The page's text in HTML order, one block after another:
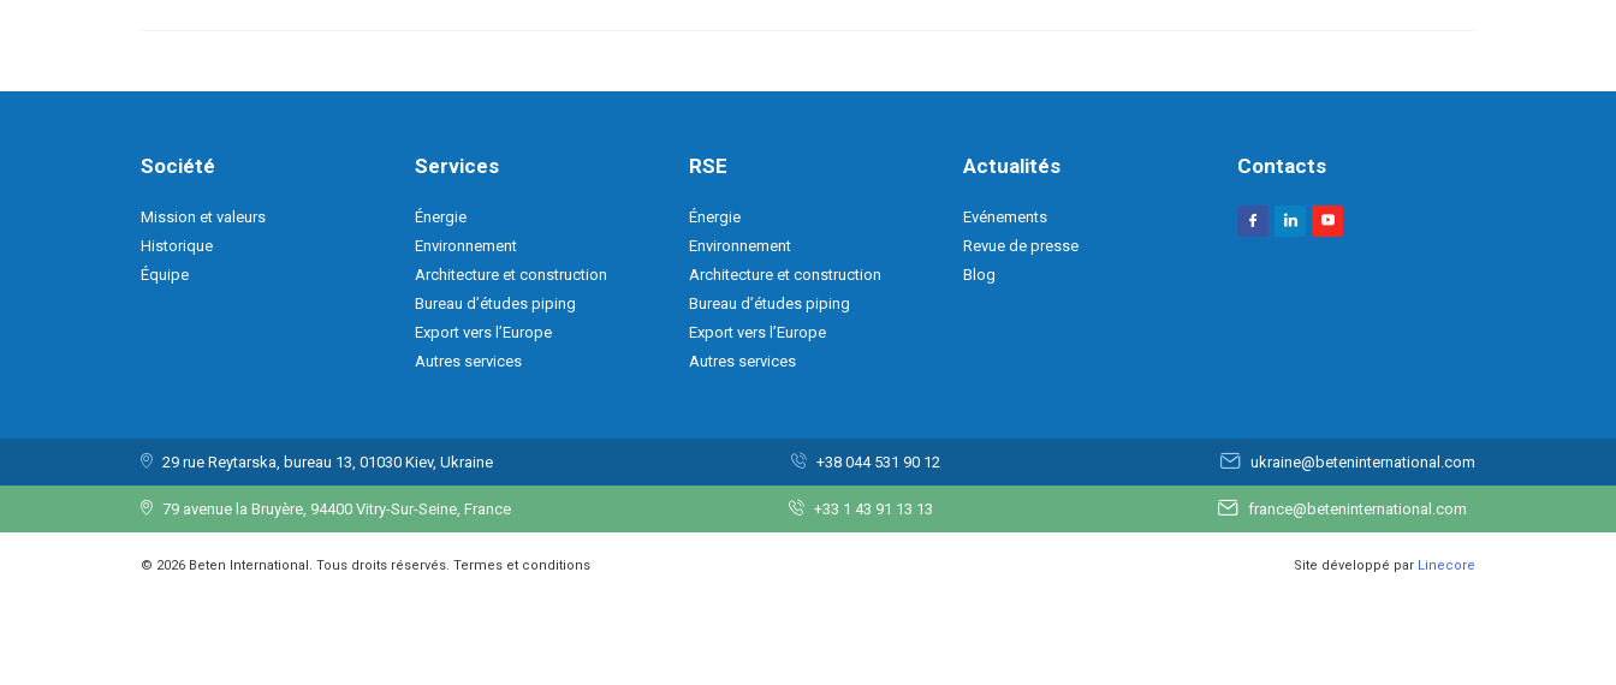
Société
Mission et valeurs
Historique
Équipe
Services
Énergie
Environnement
Architecture et construction
Bureau d’études piping
Export vers l’Europe
Autres services
RSE
Énergie
Environnement
Architecture et construction
Bureau d’études piping
Export vers l’Europe
Autres services
Actualités
Evénements
Revue de presse
Blog
Contacts
29 rue Reytarska, bureau 13, 01030 Kiev, Ukraine +38 044 531 90 12 ukraine@beteninternational.com
79 avenue la Bruyère, 94400 Vitry-Sur-Seine, France +33 1 43 91 13 13 france@beteninternational.com
© 2026 Beten International. Tous droits réservés. Termes et conditions Site développé par Linecore